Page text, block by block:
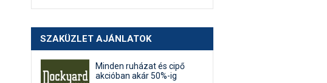
SZAKÜZLET AJÁNLATOK
Minden ruházat és cipő
akcióban akár 50%-ig